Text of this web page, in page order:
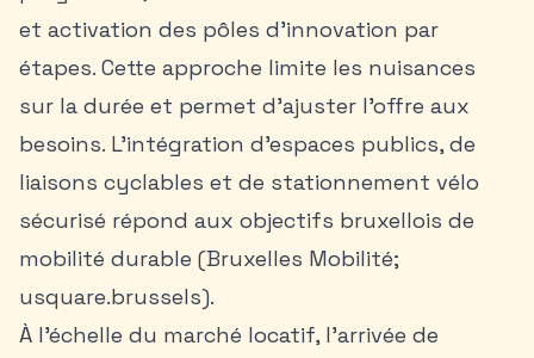
et activation des pôles d’innovation par
étapes. Cette approche limite les nuisances
sur la durée et permet d’ajuster l’offre aux
besoins. L’intégration d’espaces publics, de
liaisons cyclables et de stationnement vélo
sécurisé répond aux objectifs bruxellois de
mobilité durable (Bruxelles Mobilité;
usquare.brussels).
À l’échelle du marché locatif, l’arrivée de